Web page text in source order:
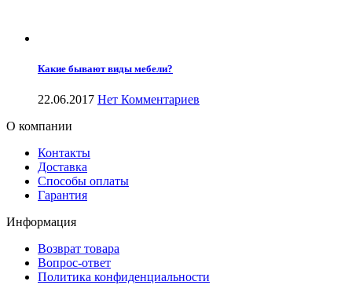
Какие бывают виды мебели?
22.06.2017 Нет Комментариев
О компании
Контакты
Доставка
Способы оплаты
Гарантия
Информация
Возврат товара
Вопрос-ответ
Политика конфиденциальности